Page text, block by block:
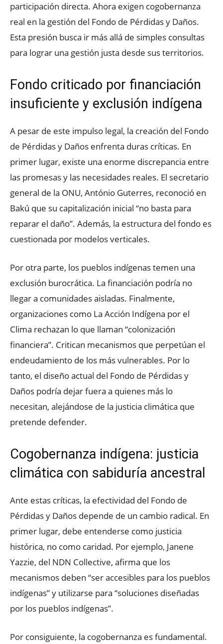
participación directa. Ahora exigen cogobernanza
real en la gestión del Fondo de Pérdidas y Daños.
Esta presión busca ir más allá de simples consultas
para lograr una gestión justa desde sus territorios.
Fondo criticado por financiación
insuficiente y exclusión indígena
A pesar de este impulso legal, la creación del Fondo
de Pérdidas y Daños enfrenta duras críticas. En
primer lugar, existe una enorme discrepancia entre
las promesas y las necesidades reales. El secretario
general de la ONU, António Guterres, reconoció en
Bakú que su capitalización inicial “no basta para
reparar el daño”. Además, la estructura del fondo es
cuestionada por modelos verticales.
Por otra parte, los pueblos indígenas temen una
exclusión burocrática. La financiación podría no
llegar a comunidades aisladas. Finalmente,
organizaciones como La Acción Indígena por el
Clima rechazan lo que llaman “colonización
financiera”. Critican mecanismos que perpetúan el
endeudamiento de los más vulnerables. Por lo
tanto, el diseño actual del Fondo de Pérdidas y
Daños podría dejar fuera a quienes más lo
necesitan, alejándose de la justicia climática que
pretende defender.
Cogobernanza indígena: justicia
climática con sabiduría ancestral
Ante estas críticas, la efectividad del Fondo de
Pérdidas y Daños depende de un cambio radical. En
primer lugar, debe entenderse como justicia
histórica, no como caridad. Por ejemplo, Janene
Yazzie, del NDN Collective, afirma que los
mecanismos deben “ser accesibles para los pueblos
indígenas” y utilizarse para “soluciones diseñadas
por los pueblos indígenas”.
Por consiguiente, la cogobernanza es fundamental.